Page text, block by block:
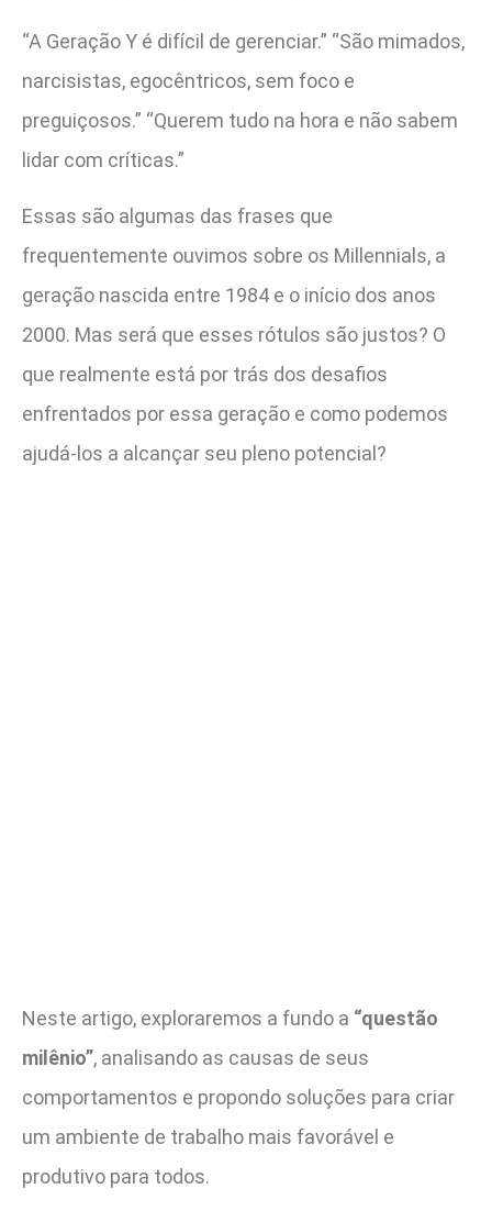
“A Geração Y é difícil de gerenciar.” “São mimados,
narcisistas, egocêntricos, sem foco e
preguiçosos.” “Querem tudo na hora e não sabem
lidar com críticas.”
Essas são algumas das frases que
frequentemente ouvimos sobre os Millennials, a
geração nascida entre 1984 e o início dos anos
2000. Mas será que esses rótulos são justos? O
que realmente está por trás dos desafios
enfrentados por essa geração e como podemos
ajudá-los a alcançar seu pleno potencial?
Neste artigo, exploraremos a fundo a “questão
milênio”, analisando as causas de seus
comportamentos e propondo soluções para criar
um ambiente de trabalho mais favorável e
produtivo para todos.